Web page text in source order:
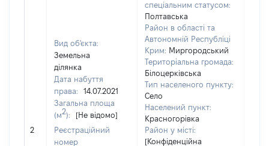
2
Вид об'єкта:
Земельна
ділянка
Дата набуття
права:
14.07.2021
Загальна площа
(м2):
[Не відомо]
Реєстраційний
номер
спеціальним статусом:
Полтавська
Район в області та
Автономній Республіці
Крим: Миргородський
Територіальна громада:
Білоцерківська
Тип населеного пункту:
Село
Населений пункт:
Красногорівка
Район у місті:
[Конфіденційна